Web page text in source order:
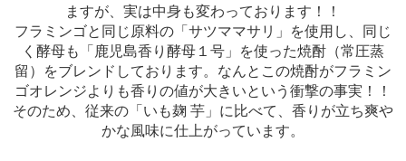
ますが、実は中身も変わっております！！
フラミンゴと同じ原料の「サツママサリ」を使用し、同じ
く酵母も「鹿児島香り酵母１号」を使った焼酎（常圧蒸
留）をブレンドしております。なんとこの焼酎がフラミン
ゴオレンジよりも香りの値が大きいという衝撃の事実！！
そのため、従来の「いも麹 芋」に比べて、香りが立ち爽や
かな風味に仕上がっています。